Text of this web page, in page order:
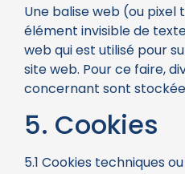
Une balise web (ou
élément invisible de
web qui est utilisé pour
site web. Pour ce faire,
concernant sont
5. Cookies
5.1 Cookies techniques